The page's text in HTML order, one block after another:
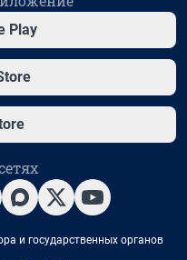
Play
и государственных органов